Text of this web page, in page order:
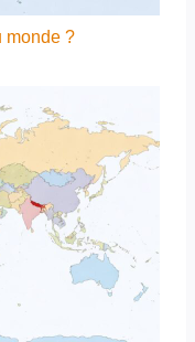
monde ?